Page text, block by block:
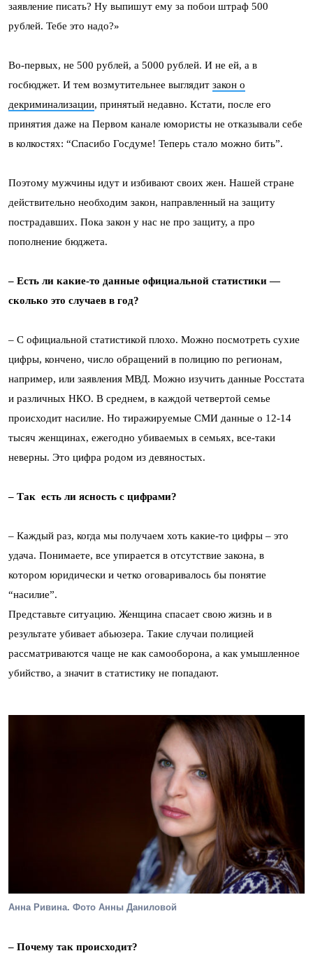
заявление писать? Ну выпишут ему за побои штраф 500
рублей. Тебе это надо?»
Во-первых, не 500 рублей, а 5000 рублей. И не ей, а в
госбюджет. И тем возмутительнее выглядит закон о
декриминализации, принятый недавно. Кстати, после его
принятия даже на Первом канале юмористы не отказывали себе
в колкостях: “Спасибо Госдуме! Теперь стало можно бить”.
Поэтому мужчины идут и избивают своих жен. Нашей стране
действительно необходим закон, направленный на защиту
пострадавших. Пока закон у нас не про защиту, а про
пополнение бюджета.
– Есть ли какие-то данные официальной статистики —
сколько это случаев в год?
– С официальной статистикой плохо. Можно посмотреть сухие
цифры, кончено, число обращений в полицию по регионам,
например, или заявления МВД. Можно изучить данные Росстата
и различных НКО. В среднем, в каждой четвертой семье
происходит насилие. Но тиражируемые СМИ данные о 12-14
тысяч женщинах, ежегодно убиваемых в семьях, все-таки
неверны. Это цифра родом из девяностых.
– Так есть ли ясность с цифрами?
– Каждый раз, когда мы получаем хоть какие-то цифры – это
удача. Понимаете, все упирается в отсутствие закона, в
котором юридически и четко оговаривалось бы понятие
“насилие”.
Представьте ситуацию. Женщина спасает свою жизнь и в
результате убивает абьюзера. Такие случаи полицией
рассматриваются чаще не как самооборона, а как умышленное
убийство, а значит в статистику не попадают.
Анна Ривина. Фото Анны Даниловой
– Почему так происходит?